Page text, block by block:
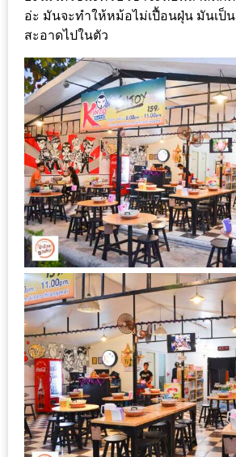
ใจ
กรรมการ
จาก
THE
DISH
EVENT
ที่
ต้อง
ห้าม
พลาด
สำหรับ
ฤดู
หนาว
กับ
PING
FAI
FESTIVAL
2
อ่ะ มันจะทำให้หม้อไม่เปื้อนฝุ่น มันเป็
สะอาดไปในตัว